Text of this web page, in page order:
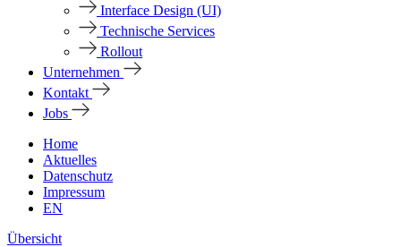
Interface Design (UI)
Technische Services
Rollout
Unternehmen
Kontakt
Jobs
Home
Aktuelles
Datenschutz
Impressum
EN
Übersicht